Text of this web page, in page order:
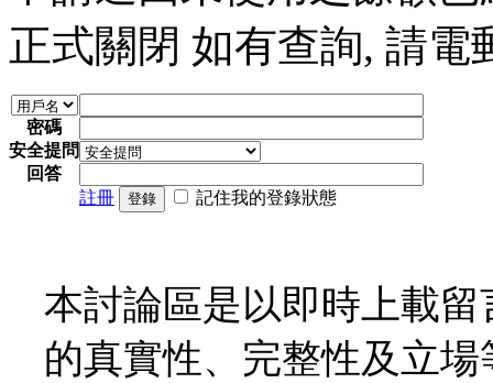
正式關閉 如有查詢, 請電
密碼
安全提問
回答
註冊
登錄 記住我的登錄狀態
本討論區是以即時上載
的真實性、完整性及立